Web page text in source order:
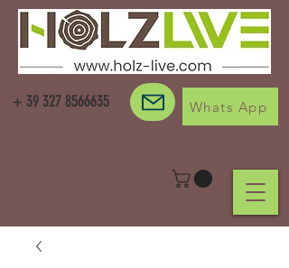
+ 39 327 8566635 Whats App